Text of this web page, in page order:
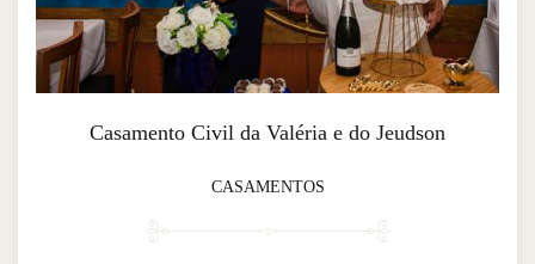
Casamento Civil da Valéria e do Jeudson
CASAMENTOS